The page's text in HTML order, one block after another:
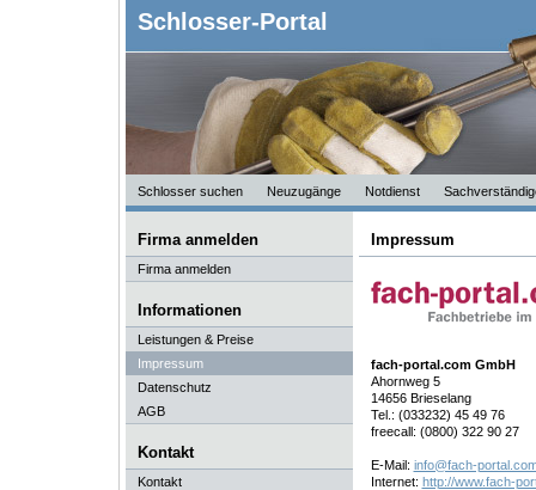
Schlosser-Portal
Schlosser suchen Neuzugänge Notdienst
Firma anmelden
Firma anmelden
Informationen
Leistungen & Preise
Impressum
Datenschutz
AGB
Kontakt
Kontakt
Impressum
fach-portal.com GmbH
Ahornweg 5
14656 Brieselang
Tel.: (033232) 45 49 76
freecall: (0800) 322 90 27
E-Mail: info@fach-
Internet: http://www.fach-